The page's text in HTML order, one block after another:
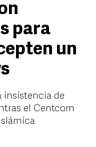
para
un
insistencia de
el Centcom